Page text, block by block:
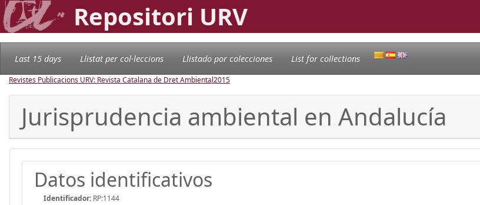
Repositori URV
Last 15 days Llistat per col·leccions Llistado por colecciones List for collections
Revistes Publicacions URV: Revista Catalana de Dret Ambiental2015
Jurisprudencia ambiental en Andalucía
Datos identificativos
Identificador: RP:1144